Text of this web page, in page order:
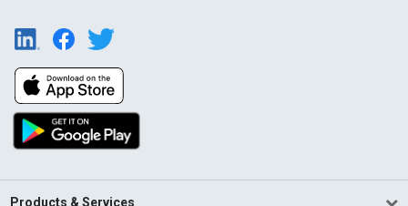
Products & Services